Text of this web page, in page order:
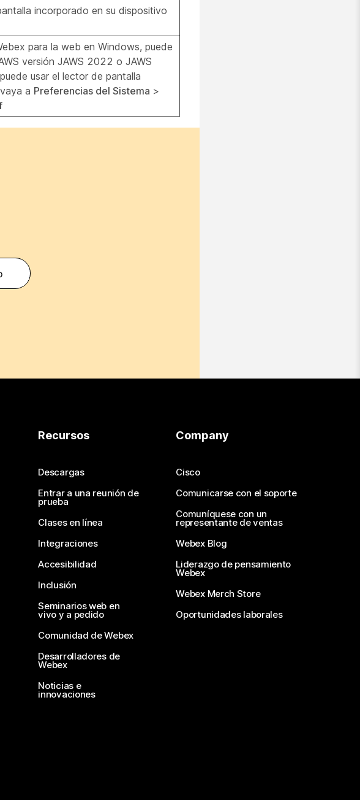
incorporado en su dispositivo
para la web en Windows, puede
versión JAWS 2022 o JAWS
usar el lector de pantalla
a Preferencias del Sistema >
Recursos
Descargas
Entrar a una reunión de
prueba
Clases en línea
Integraciones
Accesibilidad
Inclusión
Seminarios web en
vivo y a pedido
Comunidad de Webex
Desarrolladores de
Webex
Noticias e
innovaciones
Company
Cisco
Comunicarse con el soporte
Comuníquese con un
representante de ventas
Webex Blog
Liderazgo de pensamiento
Webex
Webex Merch Store
Oportunidades laborales